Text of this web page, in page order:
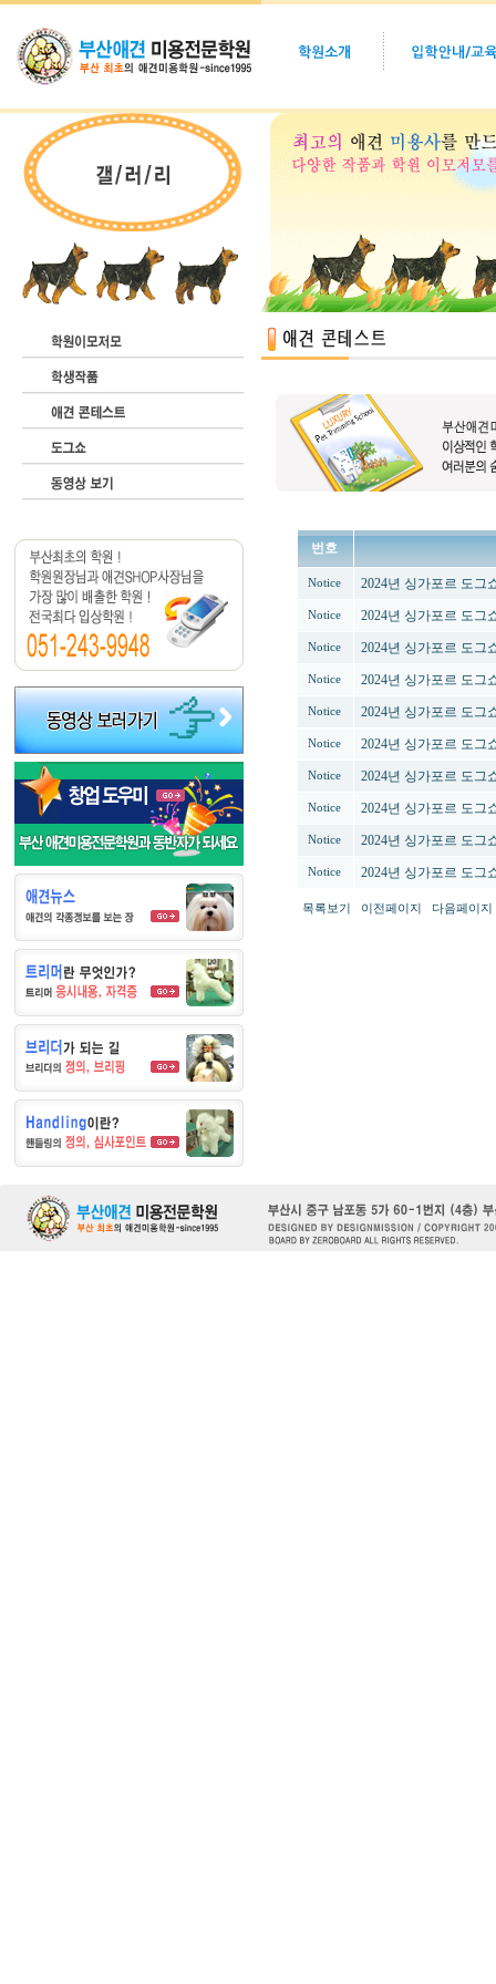
번호
Notice 2024년 싱가포르 도그
Notice 2024년 싱가포르 도그
Notice 2024년 싱가포르 도그
Notice 2024년 싱가포르 도그
Notice 2024년 싱가포르 도그
Notice 2024년 싱가포르 도그
Notice 2024년 싱가포르 도그
Notice 2024년 싱가포르 도그
Notice 2024년 싱가포르 도그
Notice 2024년 싱가포르 도그
목록보기 이전페이지 다음페이지